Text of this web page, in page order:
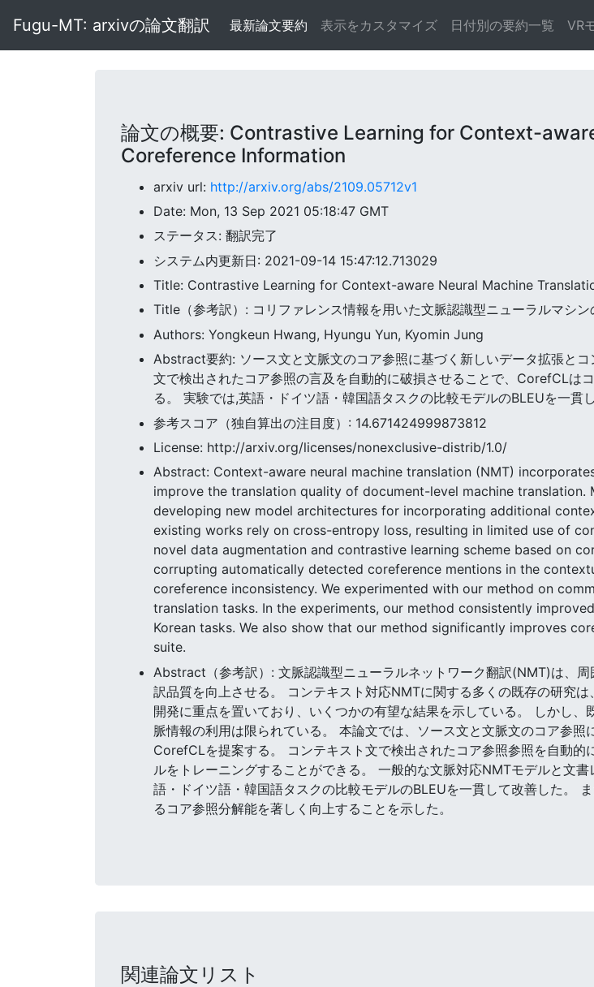
Fugu-MT: arxivの論文翻訳 最新論文要約 表示をカスタマイズ 日付別の要約一覧 VR
論文の概要: Contrastive Learning for Context-
Coreference Information
arxiv url: http://arxiv.org/abs/2109.05712v1
Date: Mon, 13 Sep 2021 05:18:47 GMT
ステータス: 翻訳完了
システム内更新日: 2021-09-14 15:47:12.713029
Title: Contrastive Learning for Context-aware Neural Machine
Title（参考訳）: コリファレンス情報を用いた文脈認識型ニューラルマシ
Authors: Yongkeun Hwang, Hyungu Yun, Kyomin Jung
Abstract要約: ソース文と文脈文のコア参照に基づく新しいデータ拡張と
文で検出されたコア参照の言及を自動的に破損させることで、CorefCLは
る。 実験では,英語・ドイツ語・韓国語タスクの比較モデルのBLEUを一貫
参考スコア（独自算出の注目度）: 14.671424999873812
License: http://arxiv.org/licenses/nonexclusive-distrib/1.0/
Abstract: Context-aware neural machine translation (NMT)
improve the translation quality of document-level machine
developing new model architectures for incorporating additional
existing works rely on cross-entropy loss, resulting in limited use of
novel data augmentation and contrastive learning scheme based on
corrupting automatically detected coreference mentions in the
coreference inconsistency. We experimented with our method on
translation tasks. In the experiments, our method consistently
Korean tasks. We also show that our method significantly improves
suite.
Abstract（参考訳）: 文脈認識型ニューラルネットワーク翻訳(NMT)は、
訳品質を向上させる。 コンテキスト対応NMTに関する多くの既存の研究
開発に重点を置いており、いくつかの有望な結果を示している。 しかし
脈情報の利用は限られている。 本論文では、ソース文と文脈文のコア参
CorefCLを提案する。 コンテキスト文で検出されたコア参照参照を自動
ルをトレーニングすることができる。 一般的な文脈対応NMTモデルと文
語・ドイツ語・韓国語タスクの比較モデルのBLEUを一貫して改善した。
るコア参照分解能を著しく向上することを示した。
関連論文リスト